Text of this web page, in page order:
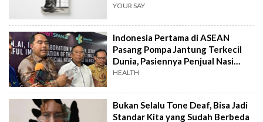
YOUR SAY
Indonesia Pertama di ASEAN
Pasang Pompa Jantung Terkecil
Dunia, Pasiennya Penjual Nasi
Uduk
HEALTH
Bukan Selalu Tone Deaf, Bisa Jadi
Standar Kita yang Sudah Berbeda